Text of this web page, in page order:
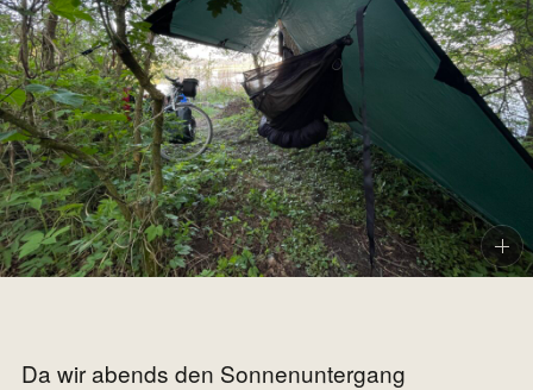
Da wir abends den Sonnenuntergang